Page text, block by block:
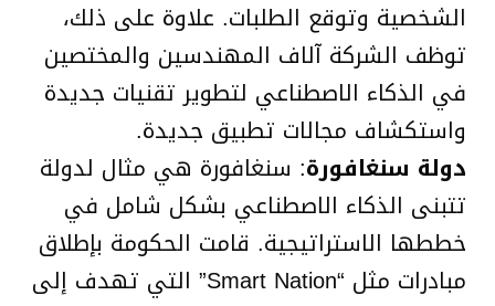
الشخصية وتوقع الطلبات. علاوة على ذلك،
توظف الشركة آلاف المهندسين والمختصين
في الذكاء الاصطناعي لتطوير تقنيات جديدة
واستكشاف مجالات تطبيق جديدة.
دولة سنغافورة: سنغافورة هي مثال لدولة
تتبنى الذكاء الاصطناعي بشكل شامل في
خططها الاستراتيجية. قامت الحكومة بإطلاق
مبادرات مثل “Smart Nation” التي تهدف إلى